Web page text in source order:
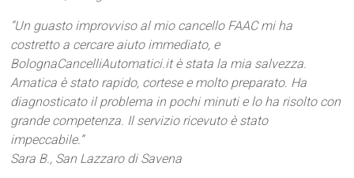
“Un guasto improvviso al mio cancello FAAC mi ha
costretto a cercare aiuto immediato, e
BolognaCancelliAutomatici.it è stata la mia salvezza.
Amatica è stato rapido, cortese e molto preparato. Ha
diagnosticato il problema in pochi minuti e lo ha risolto con
grande competenza. Il servizio ricevuto è stato
impeccabile.”
Sara B., San Lazzaro di Savena